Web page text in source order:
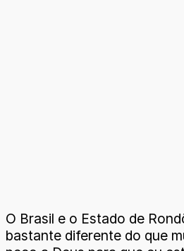
O Brasil e o Estado de
bastante diferente do que